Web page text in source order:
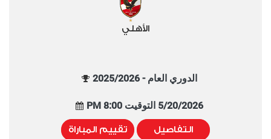
الأهلي
الدوري العام - 2025/2026
5/20/2026 التوقيت 8:00 PM
التفاصيل تقييم المباراة